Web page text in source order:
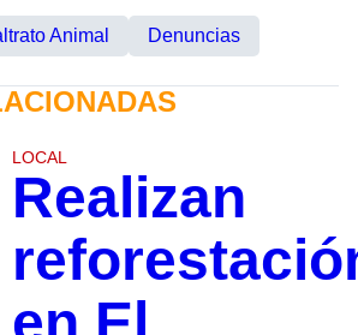
Animal Denuncias
LOCAL
Realizan
en El